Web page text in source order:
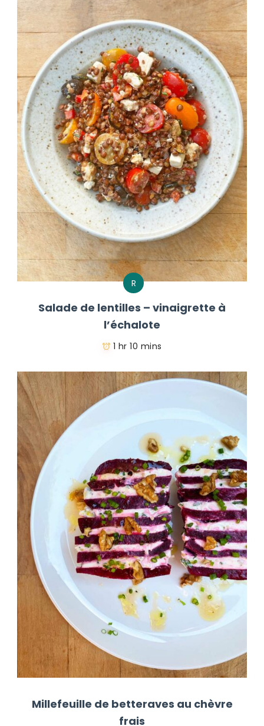
R
Salade de lentilles – vinaigrette à
l’échalote
1 hr 10 mins
Millefeuille de betteraves au chèvre
frais